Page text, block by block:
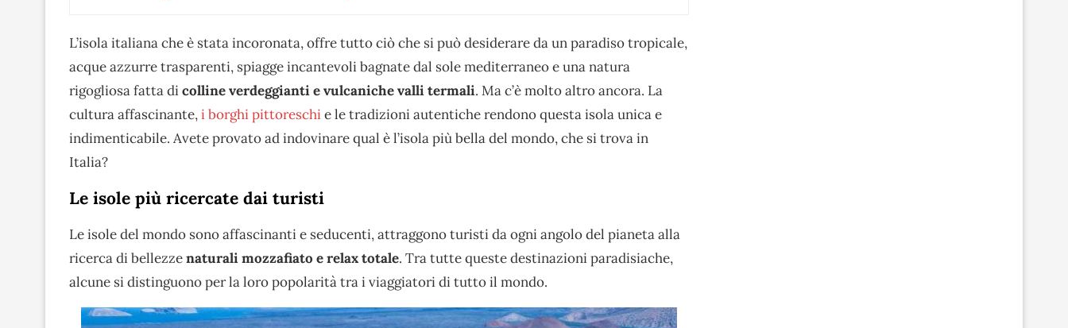
L’isola italiana che è stata incoronata, offre tutto ciò che si può desiderare da un paradiso tropicale,
acque azzurre trasparenti, spiagge incantevoli bagnate dal sole mediterraneo e una natura
rigogliosa fatta dicolline verdeggianti e vulcaniche valli termali. Ma c’è molto altro ancora. La
cultura affascinante,i borghi pittoreschie le tradizioni autentiche rendono questa isola unica e
indimenticabile. Avete provato ad indovinare qual è l’isola più bella del mondo, che si trova in
Italia?
Le isole più ricercate dai turisti
Le isole del mondo sono affascinanti e seducenti, attraggono turisti da ogni angolo del pianeta alla
ricerca di bellezzenaturali mozzafiato e relax totale. Tra tutte queste destinazioni paradisiache,
alcune si distinguono per la loro popolarità tra i viaggiatori di tutto il mondo.